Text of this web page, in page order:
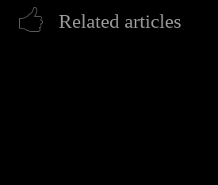
Related articles